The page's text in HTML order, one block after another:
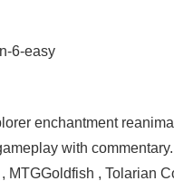
6-easy
enchantment
with
, Tolarian